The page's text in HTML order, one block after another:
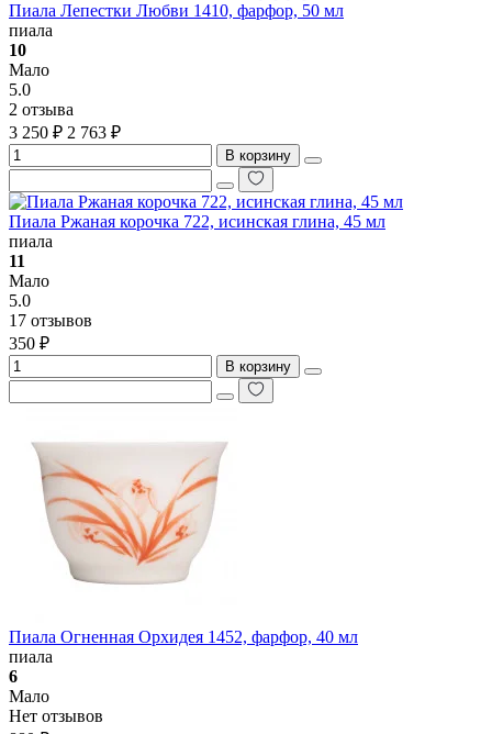
Пиала Лепестки Любви 1410, фарфор, 50 мл
пиала
10
Мало
5.0
2 отзыва
3 250 ₽ 2 763 ₽
В корзину
Пиала Ржаная корочка 722, исинская глина, 45 мл
пиала
11
Мало
5.0
17 отзывов
350 ₽
В корзину
Пиала Огненная Орхидея 1452, фарфор, 40 мл
пиала
6
Мало
Нет отзывов